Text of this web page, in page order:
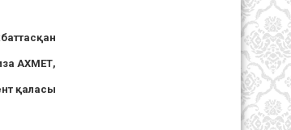
АХМЕТ,
қаласы